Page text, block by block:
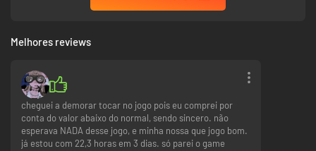
- 36_Get This Turtle
- 39_Like a Resort
- 40_Tropical Groove
- 41_The Phantom Queen
- 42_Knife in the Depths
- 43_Things We Do For Cats
- 44_Memory of Maki's Father
Melhores reviews
cheguei a demorar tocar no jogo pois eu comprei por
conta do valor abaixo do normal, sendo sincero. não
esperava NADA desse jogo, e minha nossa que jogo bom.
já estou com 22,3 horas em 3 dias. só parei o game